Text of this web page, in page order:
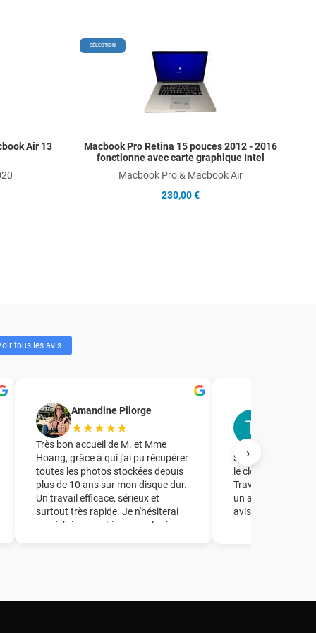
Add to Wishlist
Air 13
SÉLECTION
Macbook Pro Retina 15 pouces 2012 - 2016
fonctionne avec carte graphique Intel
Macbook Pro & Macbook Air
230,00 €
›
tous les avis
Amandine Pilorge
★★★★★
Très bon accueil de M. et Mme
Hoang, grâce à qui j'ai pu récupérer
toutes les photos stockées depuis
plus de 10 ans sur mon disque dur.
Un travail efficace, sérieux et
surtout très rapide. Je n'hésiterai
pas à faire appel à ce couple si
Société à laquelle
le clonage d'un
Travail parfait en
un accueil de
avisés.